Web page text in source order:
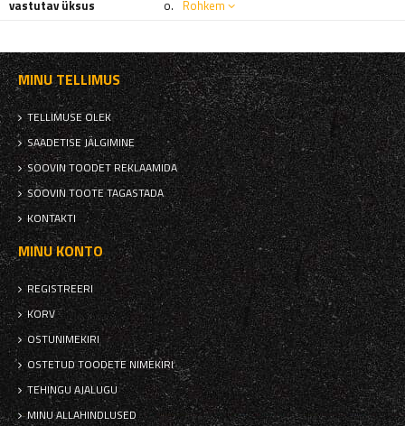
vastutav üksus
o. Rohkem
MINU TELLIMUS
TELLIMUSE OLEK
SAADETISE JÄLGIMINE
SOOVIN TOODET REKLAAMIDA
SOOVIN TOOTE TAGASTADA
KONTAKTI
MINU KONTO
REGISTREERI
KORV
OSTUNIMEKIRI
OSTETUD TOODETE NIMEKIRI
TEHINGU AJALUGU
MINU ALLAHINDLUSED